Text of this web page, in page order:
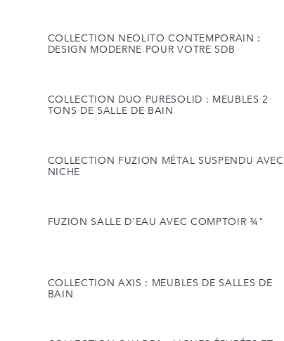
COLLECTION NEOLITO CONTEMPORAIN :
DESIGN MODERNE POUR VOTRE SDB
COLLECTION DUO PURESOLID : MEUBLES 2
TONS DE SALLE DE BAIN
COLLECTION FUZION MÉTAL SUSPENDU AVEC
NICHE
FUZION SALLE D'EAU AVEC COMPTOIR ¾"
COLLECTION AXIS : MEUBLES DE SALLES DE
BAIN